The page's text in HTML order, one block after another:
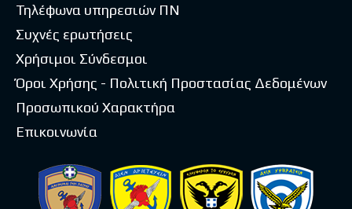
Τηλέφωνα υπηρεσιών ΠΝ
Συχνές ερωτήσεις
Χρήσιμοι Σύνδεσμοι
Όροι Χρήσης - Πολιτική Προστασίας Δεδομένων
Προσωπικού Χαρακτήρα
Επικοινωνία